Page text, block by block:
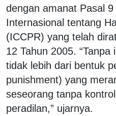
dengan amanat Pasal
Internasional tentang
(ICCPR) yang telah
12 Tahun 2005.
tidak lebih dari bentuk
punishment) yang
seseorang tanpa
peradilan,” ujarnya.